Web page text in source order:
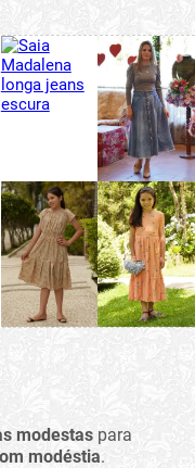
modestas para
modéstia.